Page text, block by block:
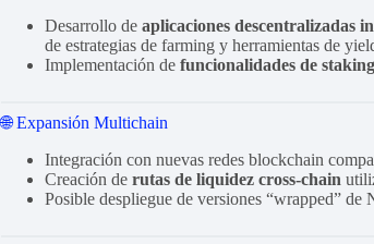
Desarrollo deaplicaciones descentralizadas
de estrategias de farming y herramientas de
Implementación defuncionalidades de
🌐 Expansión Multichain
Integración con nuevas redes blockchain
Creación derutas de liquidez cross-chain
Posible despliegue de versiones “wrapped”